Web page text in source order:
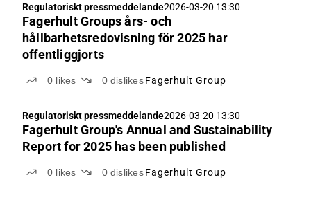
Regulatoriskt pressmeddelande2026-03-20 13:30
Fagerhult Groups års- och
hållbarhetsredovisning för 2025 har
offentliggjorts
0 likes 0 dislikes Fagerhult Group
Regulatoriskt pressmeddelande2026-03-20 13:30
Fagerhult Group's Annual and Sustainability
Report for 2025 has been published
0 likes 0 dislikes Fagerhult Group